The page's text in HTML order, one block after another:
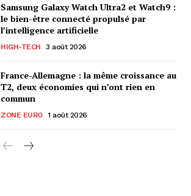
Samsung Galaxy Watch Ultra2 et Watch9 :
le bien-être connecté propulsé par
l’intelligence artificielle
HIGH-TECH 3 août 2026
France-Allemagne : la même croissance au
T2, deux économies qui n’ont rien en
commun
ZONE EURO 1 août 2026